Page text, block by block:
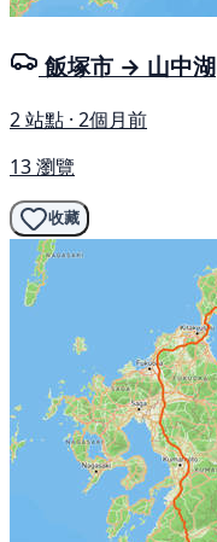
飯塚市 → 山中湖
2 站點 · 2個月前
13 瀏覽
收藏